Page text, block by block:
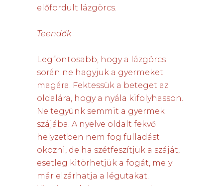
előfordult lázgörcs.
Teendők
Legfontosabb, hogy a lázgörcs
során ne hagyjuk a gyermeket
magára. Fektessük a beteget az
oldalára, hogy a nyála kifolyhasson.
Ne tegyünk semmit a gyermek
szájába. A nyelve oldalt fekvő
helyzetben nem fog fulladást
okozni, de ha szétfeszítjük a száját,
esetleg kitörhetjük a fogát, mely
már elzárhatja a légutakat.